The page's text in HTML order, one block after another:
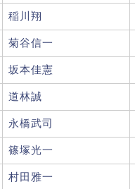
稲川翔
菊谷信一
坂本佳憲
道林誠
永橋武司
篠塚光一
村田雅一